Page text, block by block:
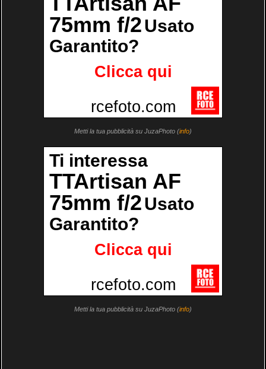
Metti la tua pubblicità su JuzaPhoto (info)
Metti la tua pubblicità su JuzaPhoto (info)